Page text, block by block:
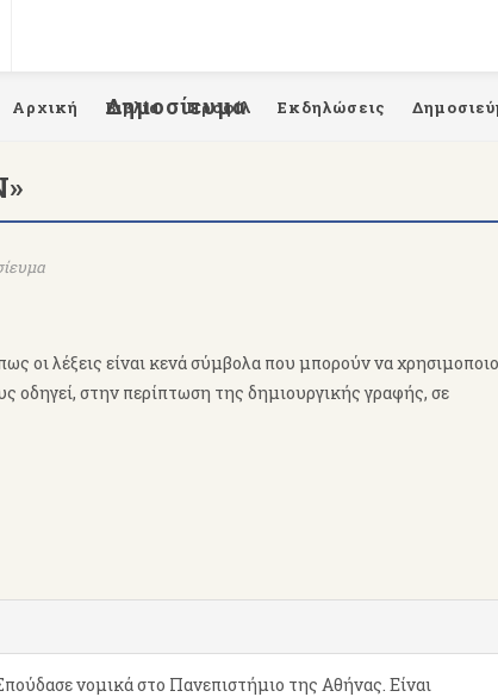
Αρχική Βιβλία Προφίλ Εκδηλώσεις
Δημοσίευμα
οι λέξεις είναι κενά σύμβολα που μπορούν να
οδηγεί, στην περίπτωση της δημιουργικής γραφής, σε
νομικά στο Πανεπιστήμιο της Αθήνας. Είναι